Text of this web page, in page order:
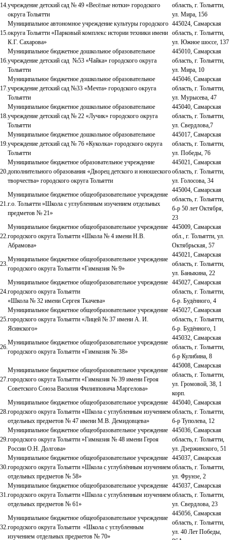
14.учреждение детский сад № 49 «Весёлые нотки» городского
округа Тольятти
область, г. Тольятти,
ул. Мира, 156
15.
Муниципальное автономное учреждение культуры городского
округа Тольятти «Парковый комплекс истории техники имени
К.Г. Сахарова»
445024, Самарская
область, г. Тольятти,
ул. Южное шоссе, 137
16.
Муниципальное бюджетное дошкольное образовательное
учреждение детский сад №53 «Чайка» городского округа
Тольятти
445010, Самарская
область, г. Тольятти,
ул. Мира, 10
17.
Муниципальное бюджетное дошкольное образовательное
учреждение детский сад №33 «Мечта» городского округа
Тольятти
445046, Самарская
область, г. Тольятти,
ул. Мурысева, 47
18.
Муниципальное бюджетное дошкольное образовательное
учреждение детский сад № 22 «Лучик» городского округа
Тольятти
445040, Самарская
область, г. Тольятти,
ул. Свердлова,7
19.
Муниципальное бюджетное дошкольное образовательное
учреждение детский сад № 76 «Куколка» городского округа
Тольятти
445017, Самарская
область, г. Тольятти,
ул. Победы, 76
20.
Муниципальное бюджетное образовательное учреждение
дополнительного образования «Дворец детского и юношеского
творчества» городского округа Тольятти
445021, Самарская
область, г. Тольятти,
ул. Голосова, 34
21.
Муниципальное бюджетное общеобразовательное учреждение
г.о. Тольятти »Школа с углубленным изучением отдельных
предметов № 21»
445004, Самарская
область, г. Тольятти,
б-р 50 лет Октября,
23
22.
Муниципальное бюджетное общеобразовательное учреждение
городского округа Тольятти «Школа № 4 имени Н.В.
Абрамова»
445009, Самарская
обл., г. Тольятти, ул.
Октябрьская, 57
23.
Муниципальное бюджетное общеобразовательное учреждение
городского округа Тольятти «Гимназия № 9»
445021, Самарская
область, г. Тольятти,
ул. Баныкина, 22
24.
Муниципальное бюджетное общеобразовательное учреждение
городского округа Тольятти
«Школа № 32 имени Сергея Ткачева»
445027, Самарская
область, г. Тольятти,
б-р. Будённого, 4
25.
Муниципальное бюджетное общеобразовательное учреждение
городского округа Тольятти «Лицей № 37 имени А. И.
Ясинского»
445027, Самарская
область, г. Тольятти,
б-р. Будённого, 1
26.
Муниципальное бюджетное общеобразовательное учреждение
городского округа Тольятти «Гимназия № 38»
445032, Самарская
область, г. Тольятти,
б-р Кулибина, 8
27.
Муниципальное бюджетное общеобразовательное учреждение
городского округа Тольятти «Гимназия № 39 имени Героя
Советского Союза Василия Филипповича Маргелова»
445008, Самарская
область, г. Тольятти,
ул. Громовой, 38, 1
корп.
28.
Муниципальное бюджетное общеобразовательное учреждение
городского округа Тольятти «Школа с углубленным изучением
отдельных предметов № 47 имени М.В. Демидовцева»
445040, Самарская
область, г. Тольятти,
б-р Туполева, 12
29.
Муниципальное бюджетное общеобразовательное учреждение
городского округа Тольятти »Гимназия № 48 имени Героя
России О.Н. Долгова»
445036, Самарская
область, г. Тольятти,
ул. Дзержинского, 51
30.
Муниципальное бюджетное общеобразовательное учреждение
городского округа Тольятти »Школа с углублённым изучением
отдельных предметов № 58»
445037, Самарская
область, г. Тольятти,
ул. Фрунзе, 2
31.
Муниципальное бюджетное общеобразовательное учреждение
городского округа Тольятти «Школа с углубленным изучением
отдельных предметов № 61»
445037, Самарская
область, г. Тольятти,
ул. Свердлова, 23
32.
Муниципальное бюджетное общеобразовательное учреждение
городского округа Тольятти «Школа с углубленным
изучением отдельных предметов № 70»
445056, Самарская
область, г. Тольятти,
ул. 40 Лет Победы,